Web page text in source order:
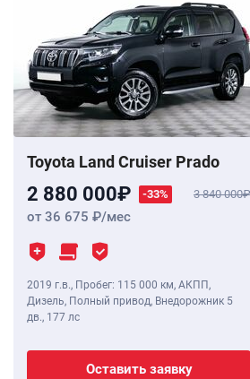
Toyota Land Cruiser Prado
2 880 000 -33% 3 840 000
от 36 675 /мес
2019 г.в., Пробег: 115 000 км, АКПП,
Дизель, Полный привод, Внедорожник 5
дв., 177 лс
Оставить заявку